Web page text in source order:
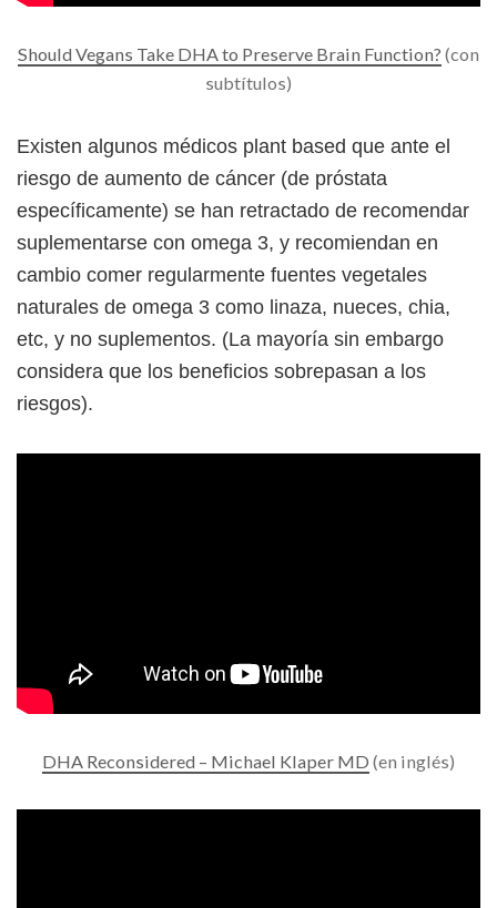
Should Vegans Take DHA to Preserve Brain Function? (con
subtítulos)
Existen algunos médicos plant based que ante el
riesgo de aumento de cáncer (de próstata
específicamente) se han retractado de recomendar
suplementarse con omega 3, y recomiendan en
cambio comer regularmente fuentes vegetales
naturales de omega 3 como linaza, nueces, chia,
etc, y no suplementos. (La mayoría sin embargo
considera que los beneficios sobrepasan a los
riesgos).
DHA Reconsidered – Michael Klaper MD (en inglés)